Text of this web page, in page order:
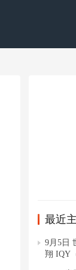
最近
9月5日
翔 IQY